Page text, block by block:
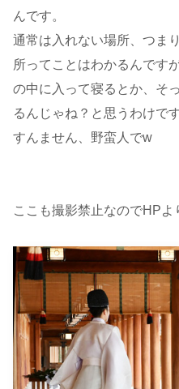
んです。
通常は入れない場所、つま
所ってことはわかるんです
の中に入って寝るとか、そ
るんじゃね？と思うわけです
すんません、野蛮人でw
ここも撮影禁止なのでHPよ